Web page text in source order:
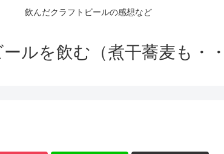
飲んだクラフトビールの感想など
ルを飲む（煮干蕎麦も・